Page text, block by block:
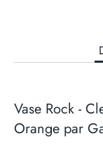
Vase Rock -
Orange par